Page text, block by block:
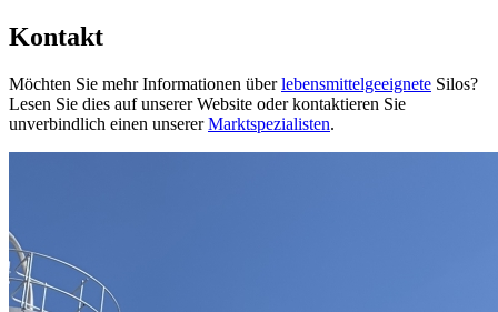
Kontakt
Möchten Sie mehr Informationen überlebensmittelgeeignete Silos?
Lesen Sie dies auf unserer Website oder kontaktieren Sie
unverbindlich einen unsererMarktspezialisten.